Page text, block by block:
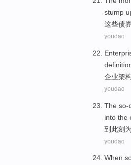
stump
这些债
youdao
企业架
youdao
The so-
into the
到此刻
youdao
When